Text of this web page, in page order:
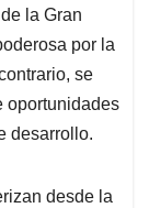
la Gran
por la
se
oportunidades
desarrollo.
desde la